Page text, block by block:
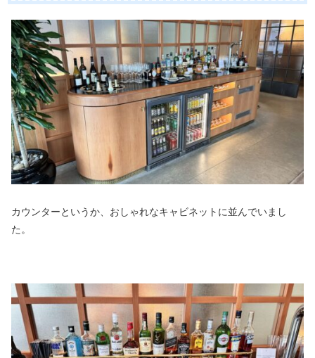
カウンターというか、おしゃれなキャビネットに並んでいまし
た。